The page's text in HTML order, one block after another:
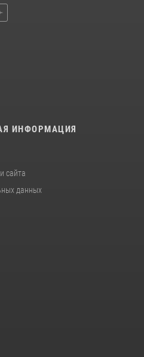
ИНФОРМАЦИЯ
сайта
данных